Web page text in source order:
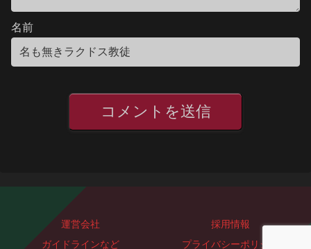
名前
運営会社
採用情報
ガイドラインなど
プライバシーポリシー